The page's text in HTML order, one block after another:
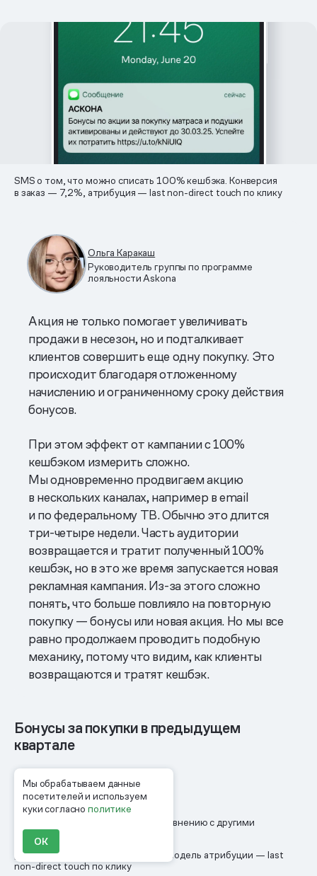
Мы обрабатываем данные
посетителей и используем
куки согласнополитике
ОК
SMS о том, что можно списать 100% кешбэка. Конверсия
в заказ — 7,2%, атрибуция — last non-direct touch по клику
Ольга Каракаш
Руководитель группы по программе
лояльности Askona
Акция не только помогает увеличивать
продажи в несезон, но и подталкивает
клиентов совершить еще одну покупку. Это
происходит благодаря отложенному
начислению и ограниченному сроку действия
бонусов.
При этом эффект от кампании с 100%
кешбэком измерить сложно.
Мы одновременно продвигаем акцию
в нескольких каналах, например в email
и по федеральному ТВ. Обычно это длится
три-четыре недели. Часть аудитории
возвращается и тратит полученный 100%
кешбэк, но в это же время запускается новая
рекламная кампания. Из-за этого сложно
понять, что больше повлияло на повторную
покупку — бонусы или новая акция. Но мы все
равно продолжаем проводить подобную
механику, потому что видим, как клиенты
возвращаются и тратят кешбэк.
Бонусы за покупки в предыдущем
квартале
+2,8 п. п.
к средней конверсии в заказ по сравнению с другими
сценариями
Данные из Mindbox за 2025 год. Модель атрибуции — last
non-direct touch по клику